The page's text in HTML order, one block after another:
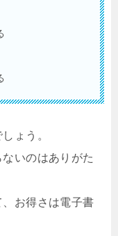
ょう。
いのはありがた
お得さは電子書